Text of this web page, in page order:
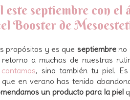
septiembre con el
Booster de
propósitos y es que septiembreno
a muchas de nuestras
, sino también tu piel.
en verano has tenido
un producto para la piel